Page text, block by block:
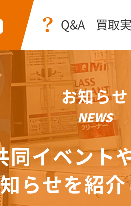
Q&A 買取
お知らせ
NEWS
同イベント
らせを紹